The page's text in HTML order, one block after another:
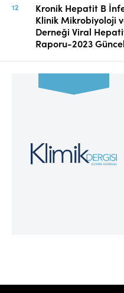
Kronik Hepatit B
Klinik Mikrobiyoloji
Derneği Viral
Raporu-2023